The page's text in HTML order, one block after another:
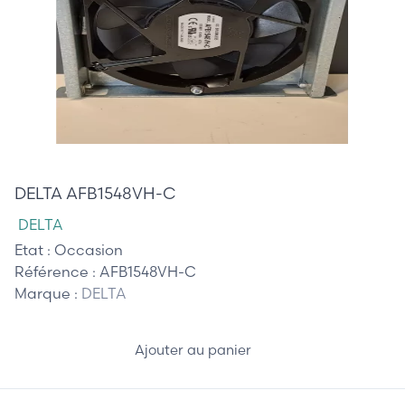
DELTA AFB1548VH-C
DELTA
Etat : Occasion
Référence : AFB1548VH-C
Marque : DELTA
Ajouter au panier